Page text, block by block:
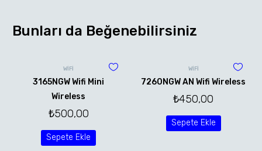
Bunları da Beğenebilirsiniz
WİFİ
3165NGW Wifi Mini
Wireless
₺500,00
Sepete Ekle
WİFİ
7260NGW AN Wifi Wireless
₺450,00
Sepete Ekle